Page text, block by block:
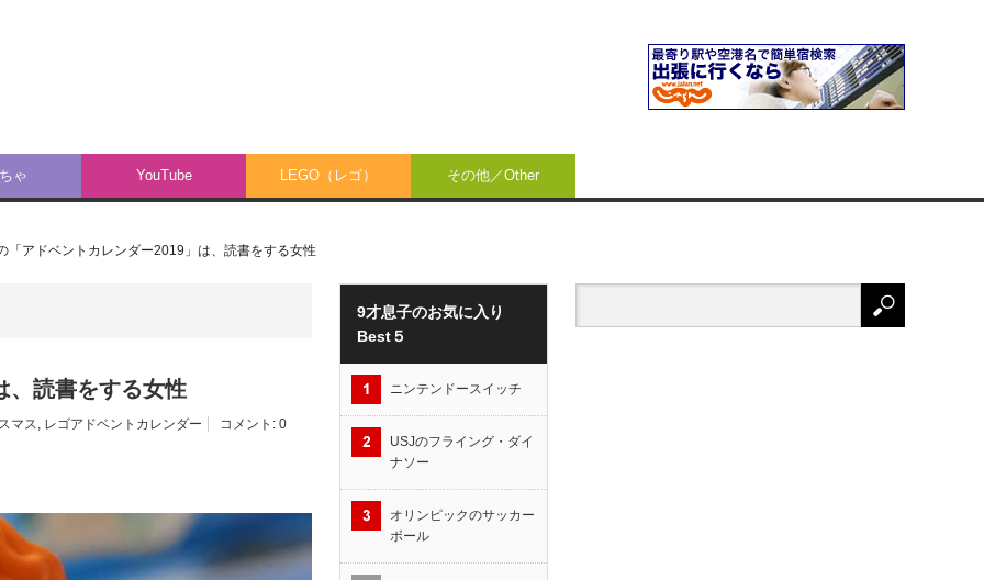
ゃ YouTube LEGO（レゴ） その他／Other
「アドベントカレンダー2019」は、読書をする女性
、読書をする女性
マス, レゴアドベントカレンダー コメント: 0
9才息子のお気に入り
Best５
ニンテンドースイッチ
USJのフライング・ダイ
ナソー
オリンピックのサッカー
ボール